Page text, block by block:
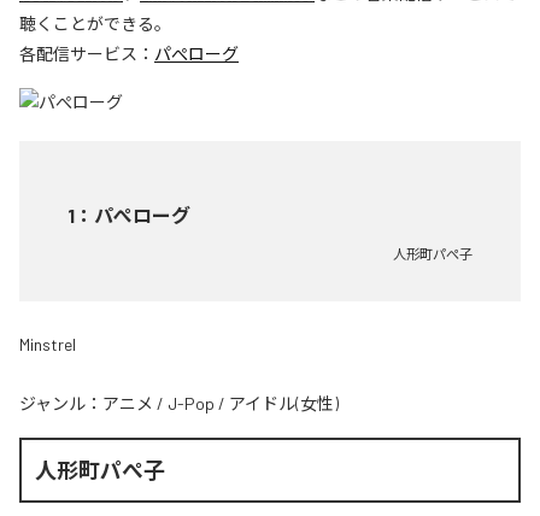
聴くことができる。
各配信サービス： パぺローグ
1 ： パぺローグ
人形町パぺ子
Minstrel
ジャンル： アニメ / J-Pop / アイドル(女性)
人形町パぺ子